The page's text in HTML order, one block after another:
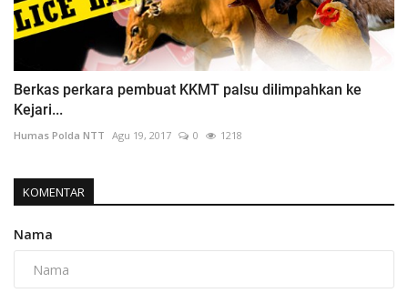
Berkas perkara pembuat KKMT palsu dilimpahkan ke
Kejari...
Humas Polda NTT Agu 19, 2017 0 1218
KOMENTAR
Nama